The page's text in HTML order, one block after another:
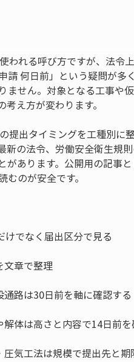
われる呼び方ですが、法令
請 何日前」という疑問が
ません。対象となる工事や
え方が変わります。
提出タイミングを工種別に
新の法令、労働安全衛生規
があります。公開用の記事
のが安全です。